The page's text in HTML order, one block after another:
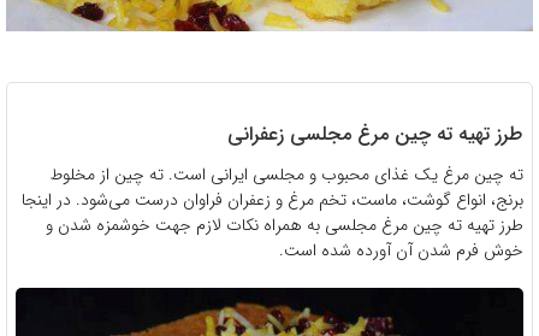
طرز تهیه ته چین مرغ مجلسی زعفرانی
ته چین مرغ یک غذای محبوب و مجلسی ایرانی است. ته چین از مخلوط
برنج، انواع گوشت، ماست، تخم مرغ و زعفران فراوان درست می‌شود. در اینجا
طرز تهیه ته چین مرغ مجلسی به همراه نکات لازم جهت خوشمزه شدن و
خوش فرم شدن آن آورده شده است.